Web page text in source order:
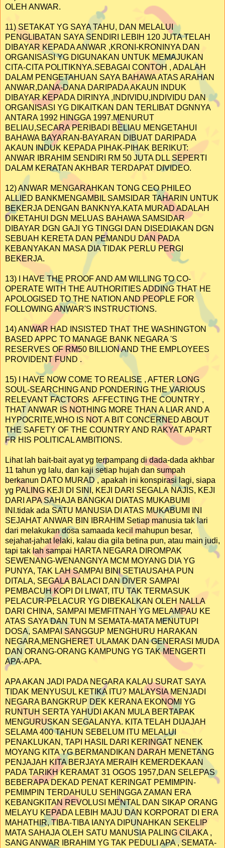
OLEH ANWAR.
11) SETAKAT YG SAYA TAHU, DAN MELALUI
PENGLIBATAN SAYA SENDIRI LEBIH 120 JUTA TELAH
DIBAYAR KEPADA ANWAR ,KRONI-KRONINYA DAN
ORGANISASI YG DIGUNAKAN UNTUK MEMAJUKAN
CITA-CITA POLITIKNYA.SEBAGAI CONTOH , ADALAH
DALAM PENGETAHUAN SAYA BAHAWA ATAS ARAHAN
ANWAR,DANA-DANA DARIPADA AKAUN INDUK
DIBAYAR KEPADA DIRINYA ,INDIVIDU,INDIVIDU DAN
ORGANISASI YG DIKAITKAN DAN TERLIBAT DGNNYA
ANTARA 1992 HINGGA 1997.MENURUT
BELIAU,SECARA PERIBADI BELIAU MENGETAHUI
BAHAWA BAYARAN-BAYARAN DIBUAT DARIPADA
AKAUN INDUK KEPADA PIHAK-PIHAK BERIKUT:
ANWAR IBRAHIM SENDIRI RM 50 JUTA DLL SEPERTI
DALAM KERATAN AKHBAR TERDAPAT DIVIDEO.
12) ANWAR MENGARAHKAN TONG CEO PHILEO
ALLIED BANKMENGAMBIL SAMSIDAR TAHARIN UNTUK
BEKERJA DENGAN BANKNYA.KATA MURAD ADALAH
DIKETAHUI DGN MELUAS BAHAWA SAMSIDAR
DIBAYAR DGN GAJI YG TINGGI DAN DISEDIAKAN DGN
SEBUAH KERETA DAN PEMANDU DAN PADA
KEBANYAKAN MASA DIA TIDAK PERLU PERGI
BEKERJA.
13) I HAVE THE PROOF AND AM WILLING TO CO-
OPERATE WITH THE AUTHORITIES ADDING THAT HE
APOLOGISED TO THE NATION AND PEOPLE FOR
FOLLOWING ANWAR'S INSTRUCTIONS.
14) ANWAR HAD INSISTED THAT THE WASHINGTON
BASED APPC TO MANAGE BANK NEGARA 'S
RESERVES OF RM50 BILLION AND THE EMPLOYEES
PROVIDENT FUND .
15) I HAVE NOW COME TO REALISE , AFTER LONG
SOUL-SEARCHING AND PONDERING THE VARIOUS
RELEVANT FACTORS AFFECTING THE COUNTRY ,
THAT ANWAR IS NOTHING MORE THAN A LIAR AND A
HYPOCRITE,WHO IS NOT A BIT CONCERNED ABOUT
THE SAFETY OF THE COUNTRY AND RAKYAT APART
FR HIS POLITICAL AMBITIONS.
Lihat lah bait-bait ayat yg terpampang di dada-dada akhbar
11 tahun yg lalu, dan kaji setiap hujah dan sumpah
berkanun DATO MURAD , apakah ini konspirasi lagi, siapa
yg PALING KEJI DI SINI, KEJI DARI SEGALA NAJIS, KEJI
DARI APA SAHAJA BANGKAI DIATAS MUKABUMI
INI.tidak ada SATU MANUSIA DI ATAS MUKABUMI INI
SEJAHAT ANWAR BIN IBRAHIM Setiap manusia tak lari
dari melakukan dosa samaada kecil mahupun besar,
sejahat-jahat lelaki, kalau dia gila betina pun, atau main judi,
tapi tak lah sampai HARTA NEGARA DIROMPAK
SEWENANG-WENANGNYA MCM MOYANG DIA YG
PUNYA, TAK LAH SAMPAI BINI SETIAUSAHA PUN
DITALA, SEGALA BALACI DAN DIVER SAMPAI
PEMBACUH KOPI DI LIWAT, ITU TAK TERMASUK
PELACUR-PELACUR YG DIBEKALKAN OLEH NALLA
DARI CHINA, SAMPAI MEMFITNAH YG MELAMPAU KE
ATAS SAYA DAN TUN M SEMATA-MATA MENUTUPI
DOSA, SAMPAI SANGGUP MENGHURU HARAKAN
NEGARA,MENGHERET ULAMAK DAN GENERASI MUDA
DAN ORANG-ORANG KAMPUNG YG TAK MENGERTI
APA-APA.
APA AKAN JADI PADA NEGARA KALAU SURAT SAYA
TIDAK MENYUSUL KETIKA ITU? MALAYSIA MENJADI
NEGARA BANGKRUP DEK KERANA EKONOMI YG
RUNTUH SERTA YAHUDI AKAN MULA BERTAPAK
MENGURUSKAN SEGALANYA. KITA TELAH DIJAJAH
SELAMA 400 TAHUN SEBELUM ITU MELALUI
PENAKLUKAN, TAPI HASIL DARI KERINGAT NENEK
MOYANG KITA YG BERMANDIKAN DARAH MENETANG
PENJAJAH KITA BERJAYA MERAIH KEMERDEKAAN
PADA TARIKH KERAMAT 31 OGOS 1957,DAN SELEPAS
BEBERAPA DEKAD PENAT KERINGAT PEMIMPIN-
PEMIMPIN TERDAHULU SEHINGGA ZAMAN ERA
KEBANGKITAN REVOLUSI MENTAL DAN SIKAP ORANG
MELAYU KEPADA LEBIH MAJU DAN KORPORAT DI ERA
MAHATHIR, TIBA-TIBA IANYA DIPUNAHKAN SEKELIP
MATA SAHAJA OLEH SATU MANUSIA PALING CILAKA ,
SANG ANWAR IBRAHIM YG TAK PEDULI APA , SEMATA-